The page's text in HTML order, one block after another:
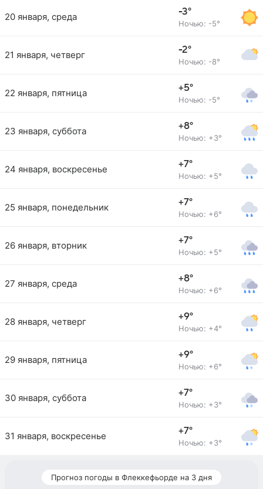
20 января, среда -3°
Ночью: -5°
21 января, четверг -2°
Ночью: -8°
22 января, пятница +5°
Ночью: -5°
23 января, суббота +8°
Ночью: +3°
24 января, воскресенье +7°
Ночью: +5°
25 января, понедельник +7°
Ночью: +6°
26 января, вторник +7°
Ночью: +5°
27 января, среда +8°
Ночью: +6°
28 января, четверг +9°
Ночью: +4°
29 января, пятница +9°
Ночью: +6°
30 января, суббота +7°
Ночью: +3°
31 января, воскресенье +7°
Ночью: +3°
Прогноз погоды в Флеккефьорде на 3 дня